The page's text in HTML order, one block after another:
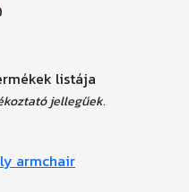
listája
jellegűek.
armchair